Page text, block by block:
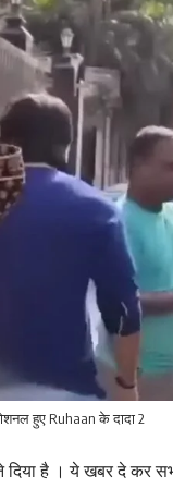
हुए Ruhaan के दादा 2
है । ये खबर दे कर